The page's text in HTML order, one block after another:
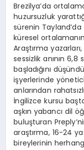
Brezilya’da
huzursuzluk
sürenin Tayland’da
küresel
Araştırma yazarları,
sessizlik anının
başladığını
işyerlerinde
anlarından
İngilizce kursu
aşkın yabancı dil
buluşturan
araştırma, 16-24
bireylerinin